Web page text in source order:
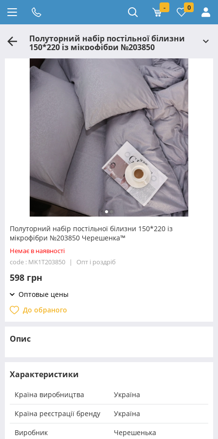
- 0
Полуторний набір постільної білизни
150*220 із мікрофібри №203850
Черешенка™
Полуторний набір постільної білизни 150*220 із
мікрофібри №203850 Черешенка™
Немає в наявності
code : MK1T203850
Опт і роздріб
598 грн
Оптовые цены
До обраного
Опис
Характеристики
Країна виробництва Україна
Країна реєстрації бренду Україна
Виробник Черешенька